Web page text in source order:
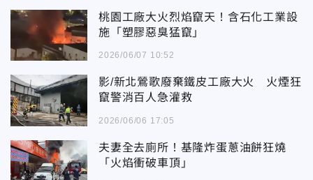
桃園工廠大火烈焰竄天！含石化工業設
施「塑膠惡臭猛竄」
2026/06/07 10:52
影/新北鶯歌廢棄鐵皮工廠大火 火煙狂
竄警消百人急灌救
2026/06/06 17:05
夫妻全去廁所！基隆炸蛋蔥油餅狂燒
「火焰衝破車頂」